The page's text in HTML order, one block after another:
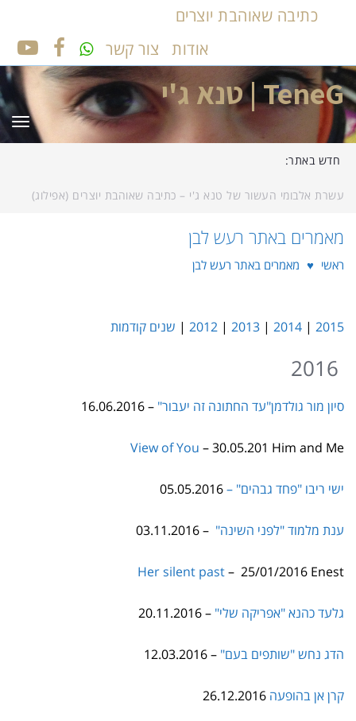
כתיבה שאוהבת יוצרים
אודות
צור קשר
TeneG | טנא ג'י
חדש באתר:
מאמרים באתר רעש לבן
ראשי ♥ מאמרים באתר רעש לבן
2016
סיון מור גולדמן"עד החתונה זה יעבור"
View of You– 30.05.201 Him and Me
ישי ריבו "פחד גבהים" –05.05.2016
ענת מלמוד "לפני השינה"– 03.11.2016
Her silent past– 25/01/2016 Enest
גלעד כהנא "אפריקה שלי"– 20.11.2016
הדג נחש"שותפים בעם" –
12.03.2016
קרן אן בהופעה26.12.2016
קמה ורדי "מערב Satchell" – 11.09.2016